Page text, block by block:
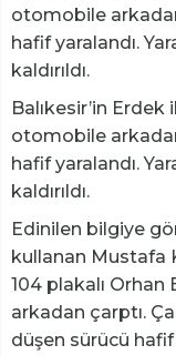
otomobile
hafif yaralandı.
kaldırıldı.
Balıkesir’in
otomobile
hafif yaralandı.
kaldırıldı.
Edinilen bilgiye
kullanan Mustafa
104 plakalı
arkadan çarptı.
düşen sürücü